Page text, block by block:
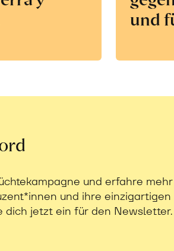
und
und erfahre mehr
und ihre einzigartigen
dich jetzt ein für den Newsletter.